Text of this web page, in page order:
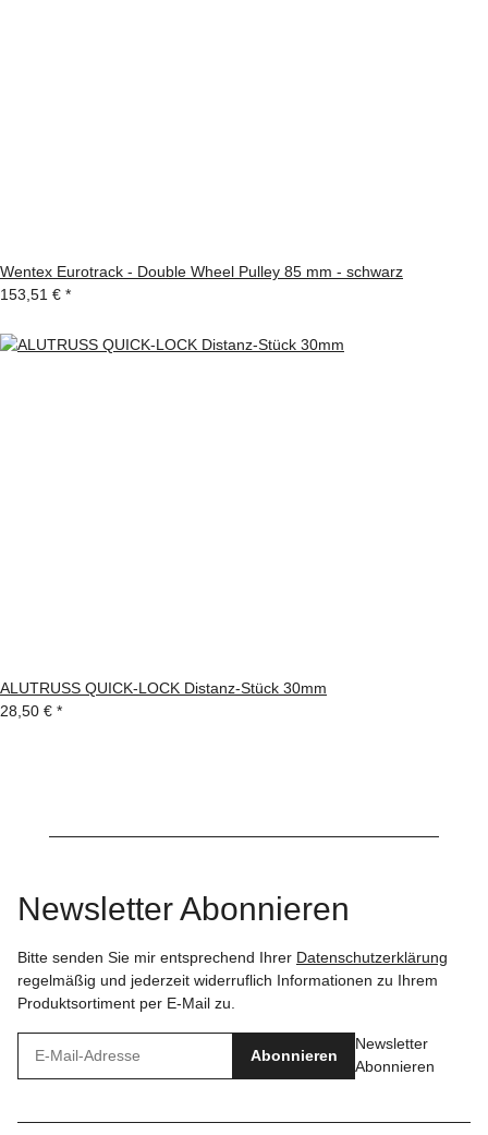
Wentex Eurotrack - Double Wheel Pulley 85 mm - schwarz
153,51 € *
ALUTRUSS QUICK-LOCK Distanz-Stück 30mm
28,50 € *
Newsletter Abonnieren
Bitte senden Sie mir entsprechend Ihrer Datenschutzerklärung
regelmäßig und jederzeit widerruflich Informationen zu Ihrem
Produktsortiment per E-Mail zu.
Abonnieren
Newsletter
Abonnieren